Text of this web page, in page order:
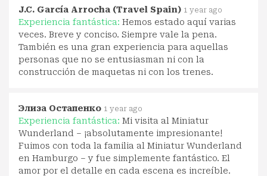
J.C. García Arrocha (Travel Spain) 1 year ago
Experiencia fantástica: Hemos estado aquí varias
veces. Breve y conciso. Siempre vale la pena.
También es una gran experiencia para aquellas
personas que no se entusiasman ni con la
construcción de maquetas ni con los trenes.
Элиза Остапенко 1 year ago
Experiencia fantástica: Mi visita al Miniatur
Wunderland – ¡absolutamente impresionante!
Fuimos con toda la familia al Miniatur Wunderland
en Hamburgo – y fue simplemente fantástico. El
amor por el detalle en cada escena es increíble.